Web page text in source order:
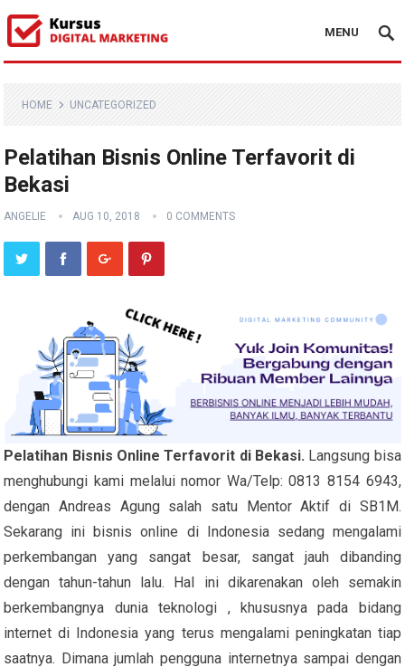
MENU
HOME UNCATEGORIZED
Pelatihan Bisnis Online Terfavorit di
Bekasi
ANGELIE AUG 10, 2018 0 COMMENTS
Pelatihan Bisnis Online Terfavorit di Bekasi. Langsung bisa
menghubungi kami melalui nomor Wa/Telp: 0813 8154 6943,
dengan Andreas Agung salah satu Mentor Aktif di SB1M.
Sekarang ini bisnis online di Indonesia sedang mengalami
perkembangan yang sangat besar, sangat jauh dibanding
dengan tahun-tahun lalu. Hal ini dikarenakan oleh semakin
berkembangnya dunia teknologi , khususnya pada bidang
internet di Indonesia yang terus mengalami peningkatan tiap
saatnya. Dimana jumlah pengguna internetnya sampai dengan